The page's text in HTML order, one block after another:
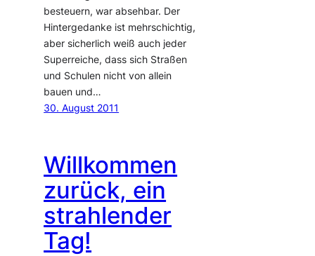
besteuern, war absehbar. Der
Hintergedanke ist mehrschichtig,
aber sicherlich weiß auch jeder
Superreiche, dass sich Straßen
und Schulen nicht von allein
bauen und…
30. August 2011
Willkommen
zurück, ein
strahlender
Tag!